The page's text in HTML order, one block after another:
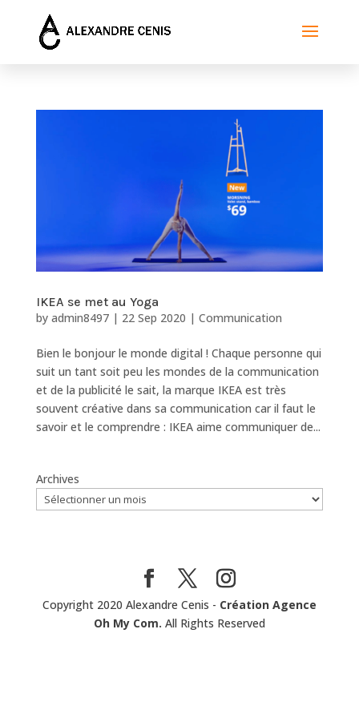
IKEA se met au Yoga
by admin8497| 22 Sep 2020 | Communication
Bien le bonjour le monde digital ! Chaque personne qui
suit un tant soit peu les mondes de la communication
et de la publicité le sait, la marque IKEA est très
souvent créative dans sa communication car il faut le
savoir et le comprendre : IKEA aime communiquer de...
Archives
Copyright 2020 Alexandre Cenis - Création Agence
Oh My Com. All Rights Reserved